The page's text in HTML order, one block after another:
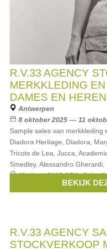
R.V.33 AGENCY
MERKKLEDING
DAMES EN HEREN
Antwerpen
8 oktober 2025 --- 11
Sample sales van merkkleding
Diadora Heritage, Diadora,
Tricots de Lea, Jucca,
Smedley, Alessandro Gherardi,
Merken:DIADORA,John
, ...BEKIJK
R.V.33 AGENCY
STOCKVERKOOP